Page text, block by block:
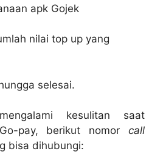
apk Gojek
nilai top up yang
selesai.
kesulitan saat
pay, berikut nomor call
bisa dihubungi: